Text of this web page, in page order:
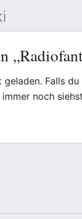
Falls
noch